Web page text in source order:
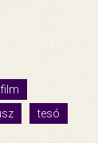
tesó